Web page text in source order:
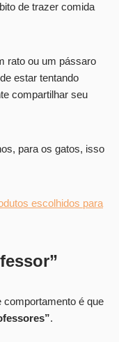
de trazer comida
rato ou um pássaro
estar tentando
compartilhar seu
para os gatos, isso
escolhidos para
é que
.